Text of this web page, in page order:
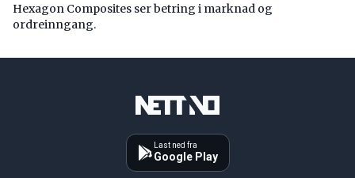
Hexagon Composites ser betring i marknad og
ordreinngang.
Last ned fra
Google Play